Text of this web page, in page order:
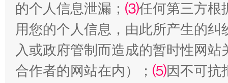
的个人信息泄漏； ⑶任何第三方根
用您的个人信息，由此所产生的纠
入或政府管制而造成的暂时性网
合作者的网站在内）； ⑸因不可抗